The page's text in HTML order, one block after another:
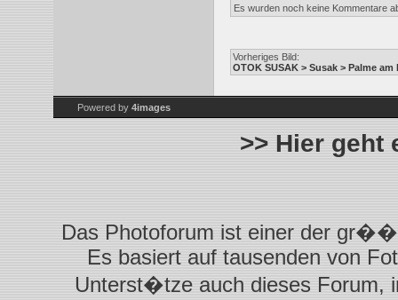
Es wurden noch keine Kommentare
Vorheriges Bild:
OTOK SUSAK > Susak > Palme am
Powered by 4images
>> Hier geht
Das Photoforum ist einer der
Es basiert auf tausenden von
Unterst�tze auch dieses Forum,